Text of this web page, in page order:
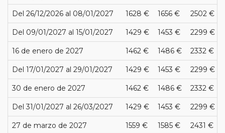
Del 26/12/2026 al 08/01/2027 1628 € 1656 € 2502 €
Del 09/01/2027 al 15/01/2027 1429 € 1453 € 2299 €
16 de enero de 2027 1462 € 1486 € 2332 €
Del 17/01/2027 al 29/01/2027 1429 € 1453 € 2299 €
30 de enero de 2027 1462 € 1486 € 2332 €
Del 31/01/2027 al 26/03/2027 1429 € 1453 € 2299 €
27 de marzo de 2027 1559 € 1585 € 2431 €